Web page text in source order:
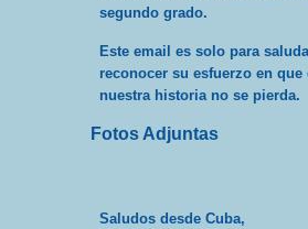
segundo grado.
Este email es solo para
reconocer su esfuerzo en que
nuestra historia no se pierda.
Fotos Adjuntas
Saludos desde Cuba,